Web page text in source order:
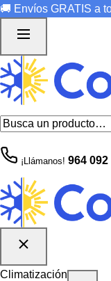
🚚 Envíos GRATIS a
¡Llámanos! 964 092
Climatización